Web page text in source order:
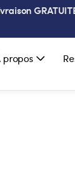
propos